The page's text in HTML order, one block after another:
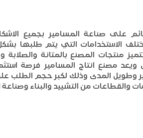
على صناعة المسامير بجميع الاشكال
الاستخدامات التي يتم طلبها
منتجات المصنع بالمتانة
ويعد مصنع انتاج المسامير فرصة
وطويل المدى وذلك لكبر حجم الطلب
والقطاعات من التشييد والبناء